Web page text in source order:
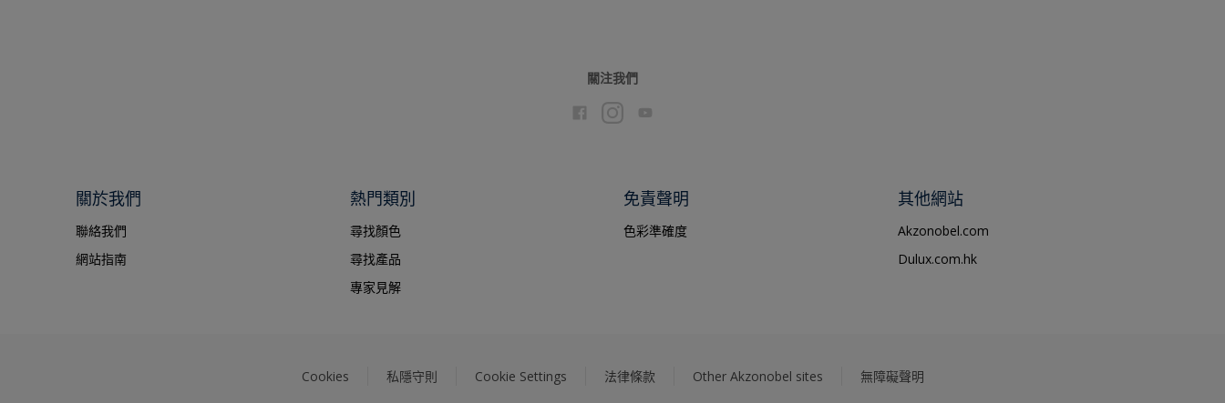
關注我們
關於我們
聯絡我們
網站指南
熱門類別
尋找顏色
尋找產品
專家見解
免責聲明
色彩準確度
其他網站
Akzonobel.com
Dulux.com.hk
Cookies 私隱守則 Cookie Settings 法律條款 Other Akzonobel sites 無障礙聲明